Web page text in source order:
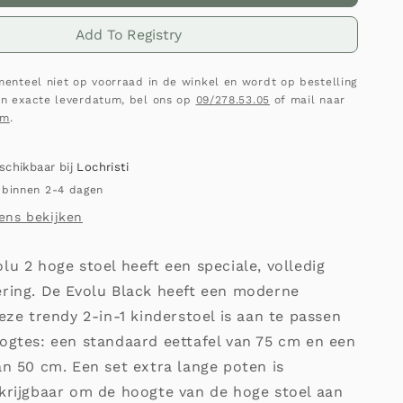
Add To Registry
niet op voorraad in de winkel en wordt op bestelling
exacte leverdatum, bel ons op 09/278.53.05 of mail naar
.
bij Lochristi
2-4 dagen
bekijken
2 hoge stoel heeft een speciale, volledig
De Evolu Black heeft een moderne
trendy 2-in-1 kinderstoel is aan te passen
een standaard eettafel van 75 cm en een
50 cm. Een set extra lange poten is
om de hoogte van de hoge stoel aan